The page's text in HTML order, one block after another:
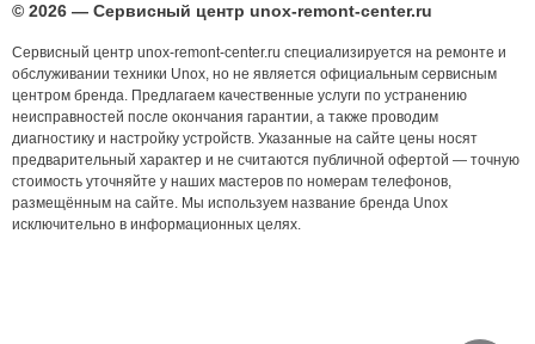
© 2026 — Сервисный центр unox-remont-center.ru
Сервисный центр unox-remont-center.ru специализируется на ремонте и
обслуживании техники Unox, но не является официальным сервисным
центром бренда. Предлагаем качественные услуги по устранению
неисправностей после окончания гарантии, а также проводим
диагностику и настройку устройств. Указанные на сайте цены носят
предварительный характер и не считаются публичной офертой — точную
стоимость уточняйте у наших мастеров по номерам телефонов,
размещённым на сайте. Мы используем название бренда Unox
исключительно в информационных целях.